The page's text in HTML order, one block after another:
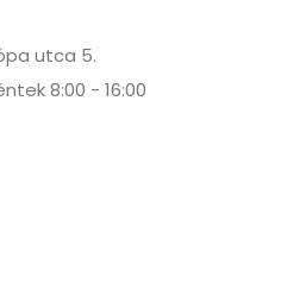
utca 5.
8:00 - 16:00